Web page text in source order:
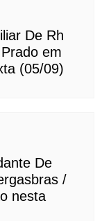
De Rh
em
(05/09)
De
/
nesta